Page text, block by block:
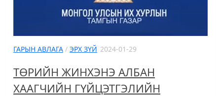
ГАРЫН АВЛАГА / ЭРХ ЗҮЙ 2024-01-29
ТӨРИЙН ЖИНХЭНЭ АЛБАН
ХААГЧИЙН ГҮЙЦЭТГЭЛИЙН